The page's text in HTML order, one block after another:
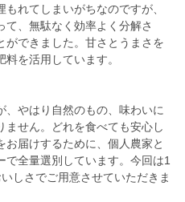
れてしまいがちなのですが、
、無駄なく効率よく分解さ
ができました。甘さとうまさを
を活用しています。
やはり自然のもの、味わいに
せん。どれを食べても安心し
届けするために、個人農家と
で全量選別しています。今回は1
しさでご用意させていただきま